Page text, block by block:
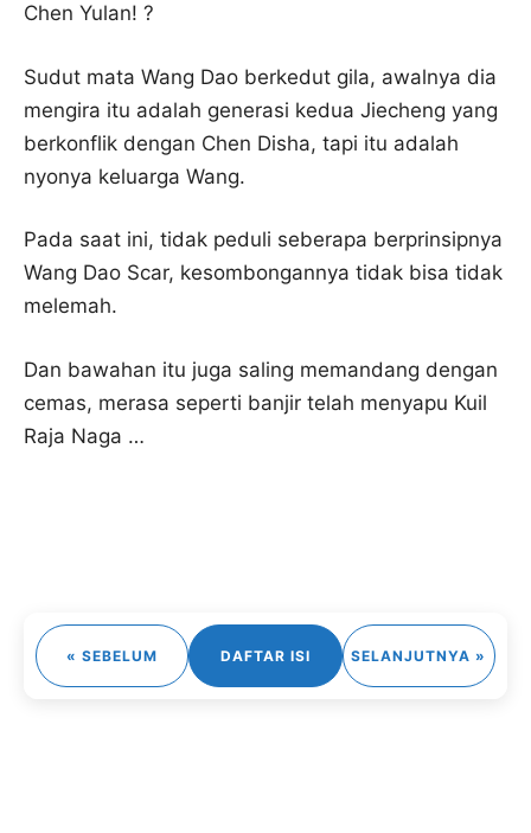
Chen Yulan! ?
Sudut mata Wang Dao berkedut gila, awalnya dia
mengira itu adalah generasi kedua Jiecheng yang
berkonflik dengan Chen Disha, tapi itu adalah
nyonya keluarga Wang.
Pada saat ini, tidak peduli seberapa berprinsipnya
Wang Dao Scar, kesombongannya tidak bisa tidak
melemah.
Dan bawahan itu juga saling memandang dengan
cemas, merasa seperti banjir telah menyapu Kuil
Raja Naga …
« SEBELUM DAFTAR ISI SELANJUTNYA »